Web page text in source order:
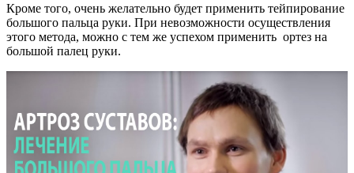
Кроме того, очень желательно будет применить тейпирование
большого пальца руки. При невозможности осуществления
этого метода, можно с тем же успехом применить ортез на
большой палец руки.